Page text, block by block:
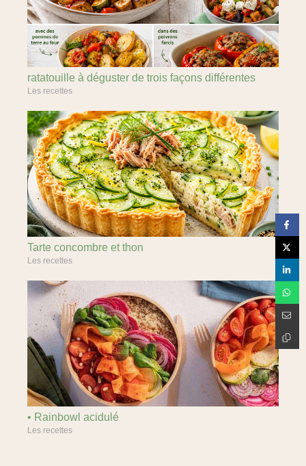
ratatouille à déguster de trois façons différentes
Les recettes
Tarte concombre et thon
Les recettes
• Rainbowl acidulé
Les recettes